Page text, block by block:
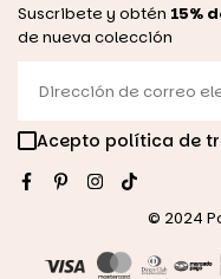
Suscribete y obtén 15%
de nueva colección
Acepto política de
FacebookPinterestInstagram
© 2024